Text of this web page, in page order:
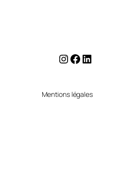
Instagram
Facebook
Mentions légales